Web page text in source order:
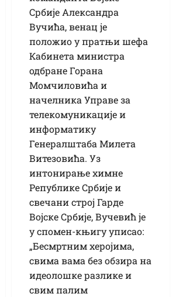
Србије Александра
Вучића, венац је
положио у пратњи шефа
Кабинета министра
одбране Горана
Момчиловића и
начелника Управе за
телекомуникације и
информатику
Генералштаба Милета
Витезовића. Уз
интонирање химне
Републике Србије и
свечани строј Гарде
Војске Србије, Вучевић је
у спомен-књигу уписао:
„Бесмртним херојима,
свима вама без обзира на
идеолошке разлике и
свим палим